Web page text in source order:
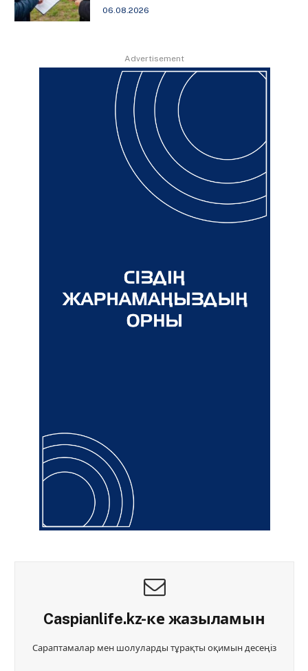
06.08.2026
Advertisement
Caspianlife.kz-ке жазыламын
Сараптамалар мен шолуларды тұрақты оқимын десеңіз